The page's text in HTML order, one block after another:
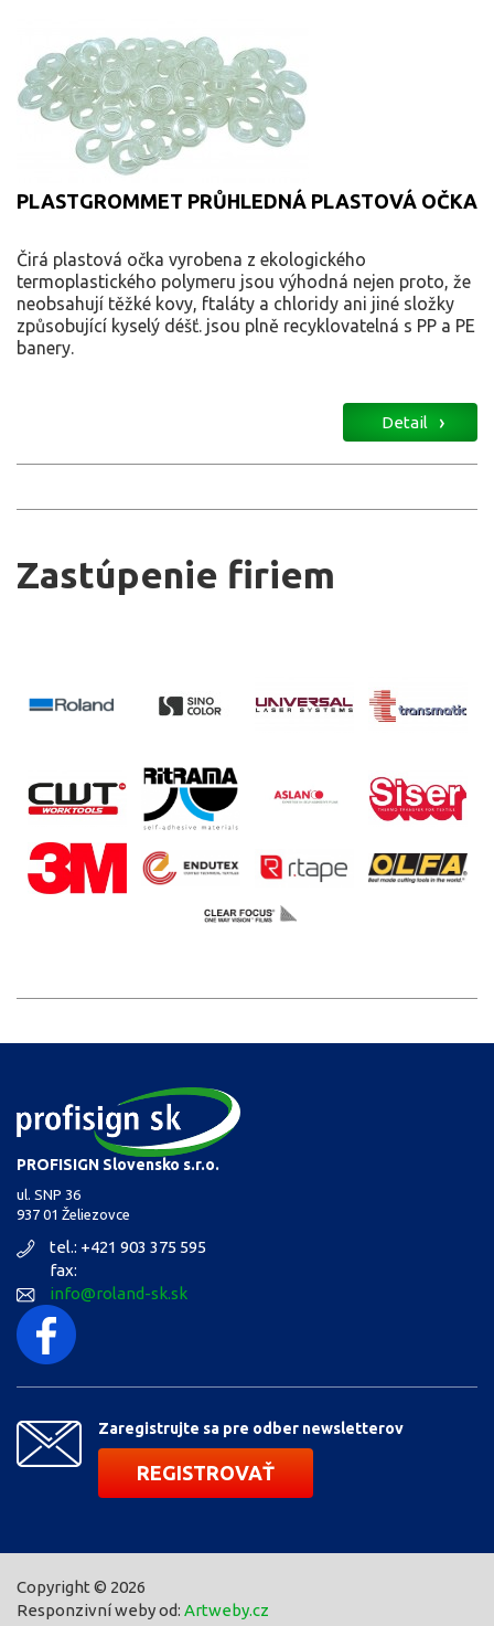
PLASTGROMMET PRŮHLEDNÁ PLASTOVÁ OČKA
Čirá plastová očka vyrobena z ekologického
termoplastického polymeru jsou výhodná nejen proto, že
neobsahují těžké kovy, ftaláty a chloridy ani jiné složky
způsobující kyselý déšť. jsou plně recyklovatelná s PP a PE
banery.
Detail
Zastúpenie firiem
PROFISIGN Slovensko s.r.o.
ul. SNP 36
937 01 Želiezovce
tel.: +421 903 375 595
fax:
info@roland-sk.sk
Zaregistrujte sa pre odber newsletterov
REGISTROVAŤ
Copyright © 2026
Responzivní weby od: Artweby.cz